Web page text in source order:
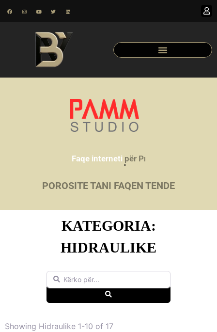
Faqe interneti për Prona
POROSITE TANI FAQEN TENDE
KATEGORIA:
HIDRAULIKE
Kërko për...
Showing Hidraulike 1-10 of 17